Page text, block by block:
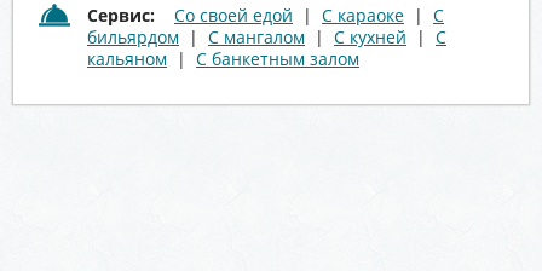
Сервис: Со своей едой | С караоке | С
бильярдом | С мангалом | С кухней | С
кальяном | С банкетным залом